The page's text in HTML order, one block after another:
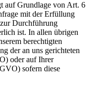
auf Grundlage von Art. 6
mit der Erfüllung
Durchführung
ist. In allen übrigen
berechtigten
der an uns gerichteten
oder auf Ihrer
sofern diese